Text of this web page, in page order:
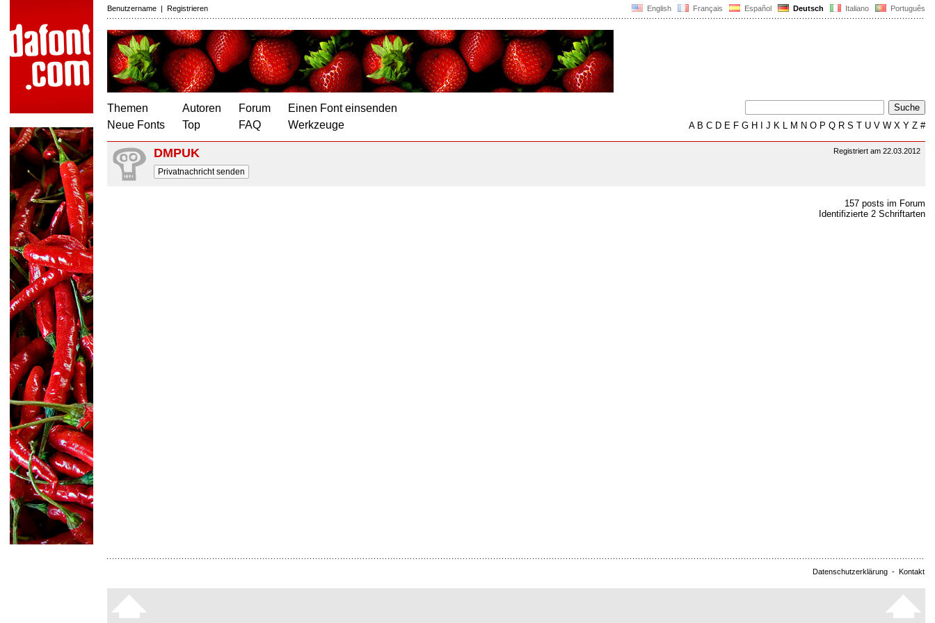
English Français Español Deutsch Italiano Português
Benutzername | Registrieren
Themen
Neue Fonts
Autoren
Top
Forum
FAQ
Einen Font einsenden
Werkzeuge
AB C D E F G H J K L M N O P Q R S T U V W X Y Z #
Registriert am 22.03.2012
DMPUK
Privatnachricht senden
157 posts im Forum
Identifizierte 2 Schriftarten
Datenschutzerklärung - Kontakt